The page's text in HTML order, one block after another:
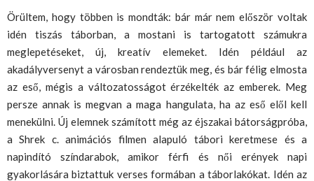
Örültem, hogy többen is mondták: bár már nem először voltak
idén tiszás táborban, a mostani is tartogatott számukra
meglepetéseket, új, kreatív elemeket. Idén például az
akadályversenyt a városban rendeztük meg, és bár félig elmosta
az eső, mégis a változatosságot érzékelték az emberek. Meg
persze annak is megvan a maga hangulata, ha az eső elől kell
menekülni. Új elemnek számított még az éjszakai bátorságpróba,
a Shrek c. animációs filmen alapuló tábori keretmese és a
napindító színdarabok, amikor férfi és női erények napi
gyakorlására biztattuk verses formában a táborlakókat. Idén az